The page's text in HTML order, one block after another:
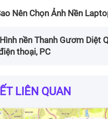
Nên Chọn Ảnh Nền
nền Thanh Gươm Diệt
thoại, PC
LIÊN QUAN